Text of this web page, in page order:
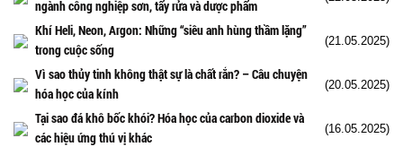
ngành công nghiệp sơn, tẩy rửa và dược phẩm
Khí Heli, Neon, Argon: Những “siêu anh hùng thầm lặng”
trong cuộc sống
(21.05.2025)
Vì sao thủy tinh không thật sự là chất rắn? – Câu chuyện
hóa học của kính
(20.05.2025)
Tại sao đá khô bốc khói? Hóa học của carbon dioxide và
các hiệu ứng thú vị khác
(16.05.2025)